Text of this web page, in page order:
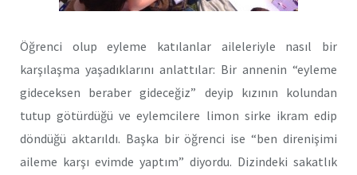
Öğrenci olup eyleme katılanlar aileleriyle nasıl bir
karşılaşma yaşadıklarını anlattılar: Bir annenin “eyleme
gideceksen beraber gideceğiz” deyip kızının kolundan
tutup götürdüğü ve eylemcilere limon sirke ikram edip
döndüğü aktarıldı. Başka bir öğrenci ise “ben direnişimi
aileme karşı evimde yaptım” diyordu. Dizindeki sakatlık